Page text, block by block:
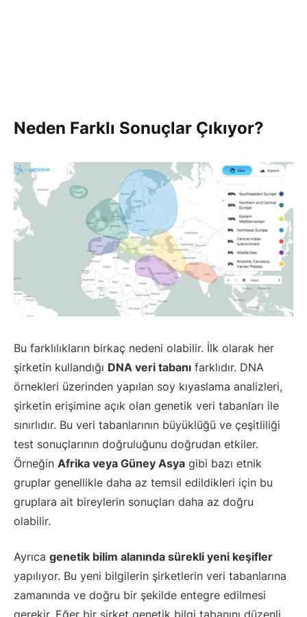
Neden Farklı Sonuçlar Çıkıyor?
Bu farklılıkların birkaç nedeni olabilir. İlk olarak her
şirketin kullandığı DNA veri tabanı farklıdır. DNA
örnekleri üzerinden yapılan soy kıyaslama analizleri,
şirketin erişimine açık olan genetik veri tabanları ile
sınırlıdır. Bu veri tabanlarının büyüklüğü ve çeşitliliği
test sonuçlarının doğruluğunu doğrudan etkiler.
Örneğin Afrika veya Güney Asya gibi bazı etnik
gruplar genellikle daha az temsil edildikleri için bu
gruplara ait bireylerin sonuçları daha az doğru
olabilir.
Ayrıca genetik bilim alanında sürekli yeni keşifler
yapılıyor. Bu yeni bilgilerin şirketlerin veri tabanlarına
zamanında ve doğru bir şekilde entegre edilmesi